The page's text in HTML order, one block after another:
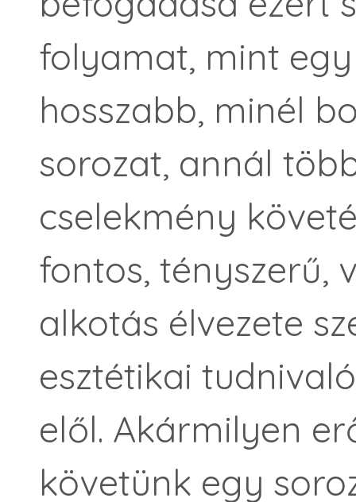
folyamat, mint
hosszabb, minél
sorozat, annál
cselekmény
fontos, tényszerű,
alkotás élvezete
esztétikai
elől. Akármilyen
követünk egy